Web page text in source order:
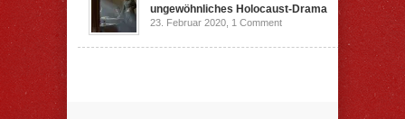
ungewöhnliches Holocaust-Drama
23. Februar 2020, 1 Comment